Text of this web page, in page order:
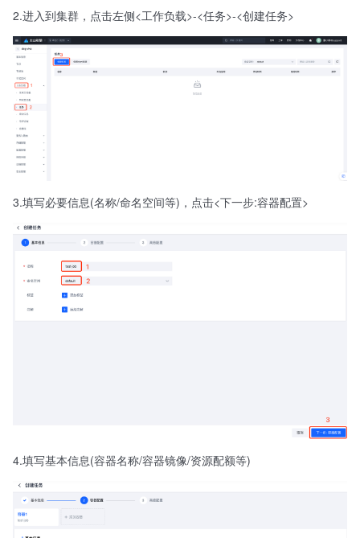
2.进入到集群，点击左侧<工作负载>-<任务>-<创建任务>
3.填写必要信息(名称/命名空间等)，点击<下一步:容器配置>
4.填写基本信息(容器名称/容器镜像/资源配额等)